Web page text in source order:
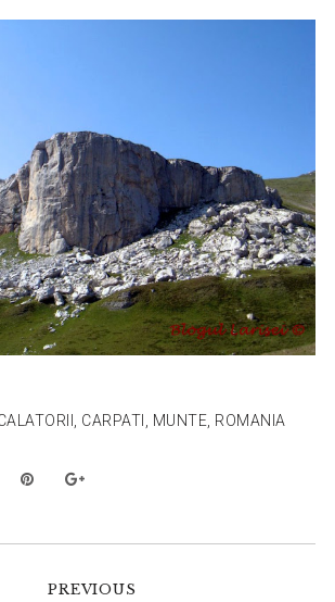
, CARPATI , MUNTE, ROMANIA
PREVIOUS